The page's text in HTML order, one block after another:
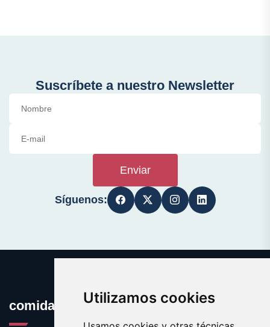
Utilizamos cookies
Suscríbete a nuestro Newsletter
Enviar
Síguenos:
comidaafrodisiaca.com